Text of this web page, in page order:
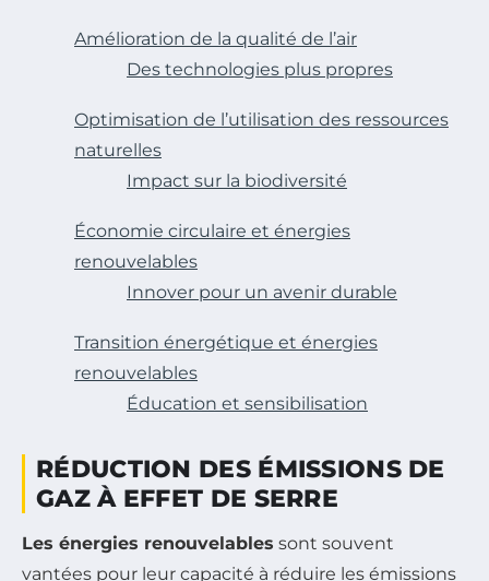
Amélioration de la qualité de l’air
Des technologies plus propres
Optimisation de l’utilisation des ressources
naturelles
Impact sur la biodiversité
Économie circulaire et énergies
renouvelables
Innover pour un avenir durable
Transition énergétique et énergies
renouvelables
Éducation et sensibilisation
RÉDUCTION DES ÉMISSIONS DE
GAZ À EFFET DE SERRE
Les énergies renouvelables sont souvent
vantées pour leur capacité à réduire les émissions